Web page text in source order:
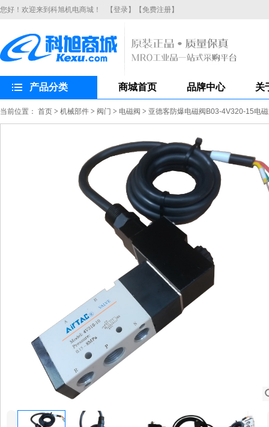
您好！欢迎来到科旭机电商城！ 【登录】 【免费注册】
产品分类 商城首页 品牌中心 关
当前位置： 首页 > 机械部件 > 阀门 > 电磁阀 > 亚德客防爆电磁阀B03-4V320-15电